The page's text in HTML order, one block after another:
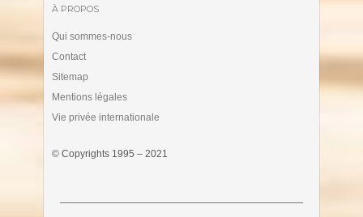
À PROPOS
Qui sommes-nous
Contact
Sitemap
Mentions légales
Vie privée internationale
© Copyrights 1995 – 2021